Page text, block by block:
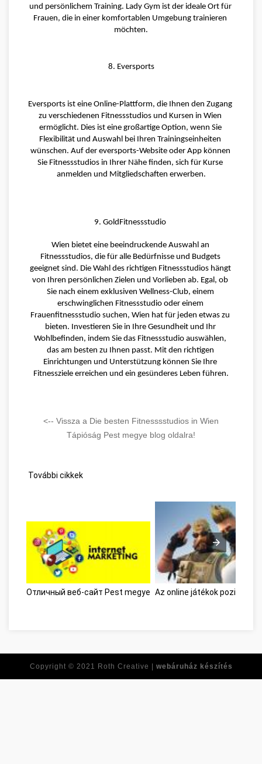
und persönlichem Training. Lady Gym ist der ideale Ort für
Frauen, die in einer komfortablen Umgebung trainieren
möchten.
8. Eversports
Eversports ist eine Online-Plattform, die Ihnen den Zugang
zu verschiedenen Fitnessstudios und Kursen in Wien
ermöglicht. Dies ist eine großartige Option, wenn Sie
Flexibilität und Auswahl bei Ihren Trainingseinheiten
wünschen. Auf der eversports-Website oder App können
Sie Fitnessstudios in Ihrer Nähe finden, sich für Kurse
anmelden und Mitgliedschaften erwerben.
9. GoldFitnessstudio
Wien bietet eine beeindruckende Auswahl an
Fitnessstudios, die für alle Bedürfnisse und Budgets
geeignet sind. Die Wahl des richtigen Fitnessstudios hängt
von Ihren persönlichen Zielen und Vorlieben ab. Egal, ob
Sie nach einem exklusiven Wellness-Club, einem
erschwinglichen Fitnessstudio oder einem
Frauenfitnessstudio suchen, Wien hat für jeden etwas zu
bieten. Investieren Sie in Ihre Gesundheit und Ihr
Wohlbefinden, indem Sie das Fitnessstudio auswählen,
das am besten zu Ihnen passt. Mit den richtigen
Einrichtungen und Unterstützung können Sie Ihre
Fitnessziele erreichen und ein gesünderes Leben führen.
<-- Vissza a Die besten Fitnesssstudios in Wien
Tápióság Pest megye blog oldalra!
További cikkek
Отличный веб-сайт Pest megye Az online játékok pozitív
Copyright © 2021 Roth Creative | webáruház készítés